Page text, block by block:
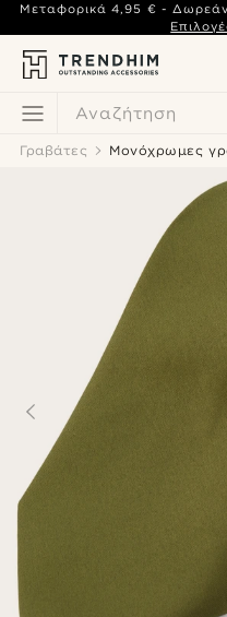
Αναζήτηση
Μεταφορικά 4,95 € -
Γραβάτες Μονόχρωμες